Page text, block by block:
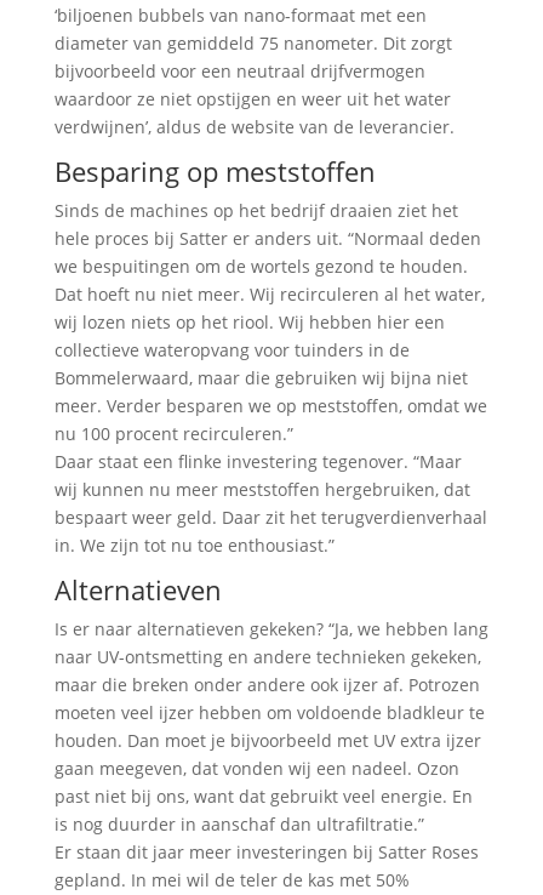
‘biljoenen bubbels van nano-formaat met een
diameter van gemiddeld 75 nanometer. Dit zorgt
bijvoorbeeld voor een neutraal drijfvermogen
waardoor ze niet opstijgen en weer uit het water
verdwijnen’, aldus de website van de leverancier.
Besparing op meststoffen
Sinds de machines op het bedrijf draaien ziet het
hele proces bij Satter er anders uit. “Normaal deden
we bespuitingen om de wortels gezond te houden.
Dat hoeft nu niet meer. Wij recirculeren al het water,
wij lozen niets op het riool. Wij hebben hier een
collectieve wateropvang voor tuinders in de
Bommelerwaard, maar die gebruiken wij bijna niet
meer. Verder besparen we op meststoffen, omdat we
nu 100 procent recirculeren.”
Daar staat een flinke investering tegenover. “Maar
wij kunnen nu meer meststoffen hergebruiken, dat
bespaart weer geld. Daar zit het terugverdienverhaal
in. We zijn tot nu toe enthousiast.”
Alternatieven
Is er naar alternatieven gekeken? “Ja, we hebben lang
naar UV-ontsmetting en andere technieken gekeken,
maar die breken onder andere ook ijzer af. Potrozen
moeten veel ijzer hebben om voldoende bladkleur te
houden. Dan moet je bijvoorbeeld met UV extra ijzer
gaan meegeven, dat vonden wij een nadeel. Ozon
past niet bij ons, want dat gebruikt veel energie. En
is nog duurder in aanschaf dan ultrafiltratie.”
Er staan dit jaar meer investeringen bij Satter Roses
gepland. In mei wil de teler de kas met 50%